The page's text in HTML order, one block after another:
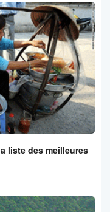
liste des meilleures